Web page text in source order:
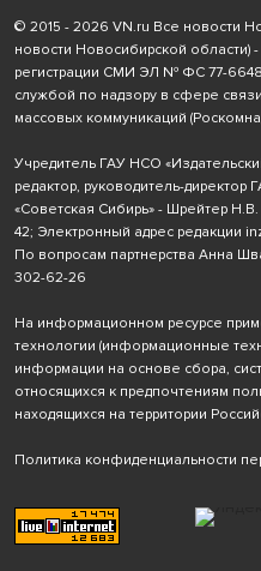
© 2015 - 2026 VN.ru Все новости
новости Новосибирской области)
регистрации СМИ ЭЛ № ФС 77-
службой по надзору в сфере
массовых коммуникаций
Учредитель ГАУ НСО
редактор, руководитель-
«Советская Сибирь» - Шрейтер
42; Электронный адрес редакции
По вопросам партнерства Анна
302-62-26
На информационном ресурсе
технологии (информационные
информации на основе сбора,
относящихся к предпочтениям
находящихся на территории
Политика конфиденциальности